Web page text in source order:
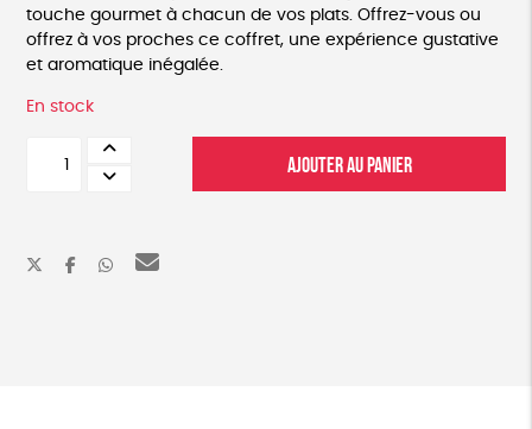
touche gourmet à chacun de vos plats. Offrez-vous ou
offrez à vos proches ce coffret, une expérience gustative
et aromatique inégalée.
En stock
de
AJOUTER AU PANIER